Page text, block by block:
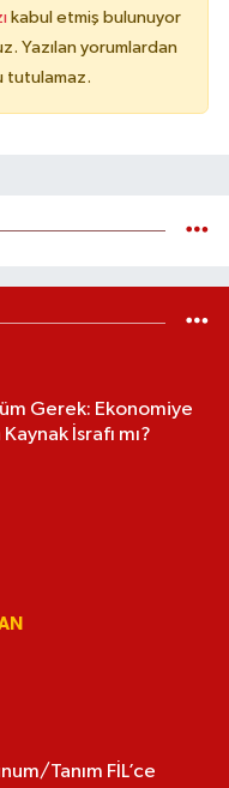
kabul etmiş bulunuyor
Yazılan yorumlardan
tutulamaz.
Gerek: Ekonomiye
İsrafı mı?
Tanım FİL’ce